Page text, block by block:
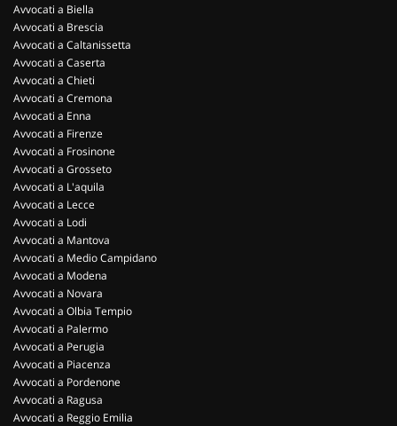
Avvocati a Biella
Avvocati a Brescia
Avvocati a Caltanissetta
Avvocati a Caserta
Avvocati a Chieti
Avvocati a Cremona
Avvocati a Enna
Avvocati a Firenze
Avvocati a Frosinone
Avvocati a Grosseto
Avvocati a L'aquila
Avvocati a Lecce
Avvocati a Lodi
Avvocati a Mantova
Avvocati a Medio Campidano
Avvocati a Modena
Avvocati a Novara
Avvocati a Olbia Tempio
Avvocati a Palermo
Avvocati a Perugia
Avvocati a Piacenza
Avvocati a Pordenone
Avvocati a Ragusa
Avvocati a Reggio Emilia